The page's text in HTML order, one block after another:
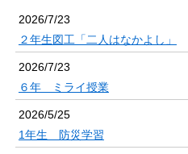
2026/7/23
２年生図工「二人はなかよし」
2026/7/23
６年 ミライ授業
2026/5/25
1年生 防災学習